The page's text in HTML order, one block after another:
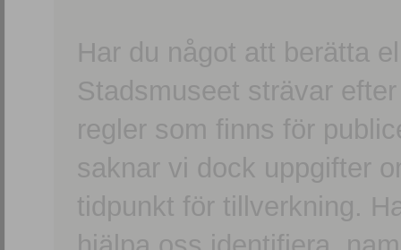
Har du något att berätta
Stadsmuseet strävar
regler som finns för
saknar vi dock uppgifter
tidpunkt för tillverkning.